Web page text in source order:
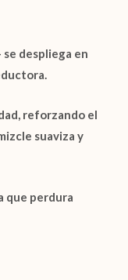
despliega en
reforzando el
suaviza y
que perdura